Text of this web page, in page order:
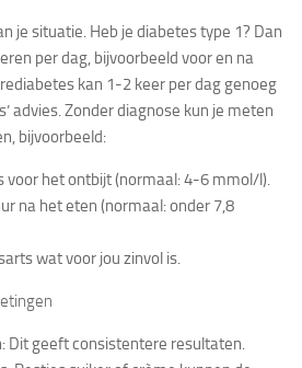
je situatie. Heb je diabetes type 1? Dan
per dag, bijvoorbeeld voor en na
kan 1-2 keer per dag genoeg
advies. Zonder diagnose kun je meten
bijvoorbeeld:
voor het ontbijt (normaal: 4-6 mmol/l).
na het eten (normaal: onder 7,8
wat voor jou zinvol is.
: Dit geeft consistentere resultaten.